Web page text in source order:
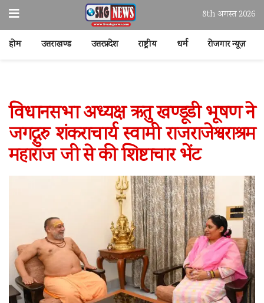
8th अगस्त 2026
होम उत्तराखण्ड उत्तरप्रदेश राष्ट्रीय धर्म रोजगार न्यूज़
विधानसभा अध्यक्ष ऋतु खण्डूडी भूषण ने
जगद्गुरु शंकराचार्य स्वामी राजराजेश्वराश्रम
महाराज जी से की शिष्टाचार भेंट